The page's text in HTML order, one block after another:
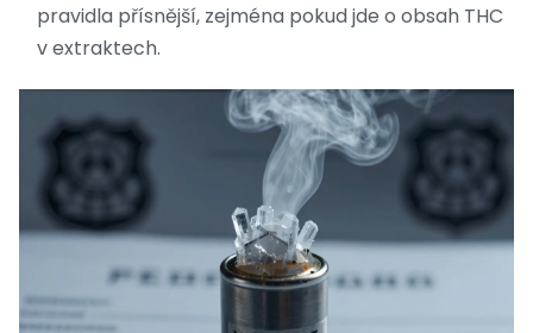
pravidla přísnější, zejména pokud jde o obsah THC
v extraktech.